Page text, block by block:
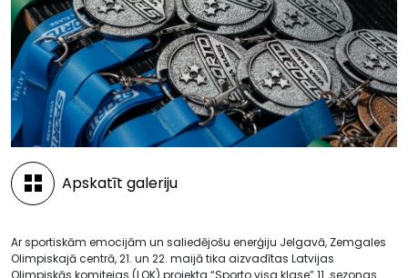
Apskatīt galeriju
Ar sportiskām emocijām un saliedējošu enerģiju Jelgavā, Zemgales
Olimpiskajā centrā, 21. un 22. maijā tika aizvadītas Latvijas
Olimpiskās komitejas (LOK) projekta “Sporto visa klase” 11. sezonas